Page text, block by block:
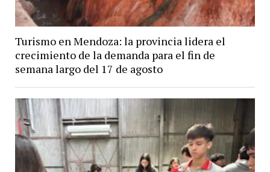
Turismo en Mendoza: la provincia lidera el
crecimiento de la demanda para el fin de
semana largo del 17 de agosto